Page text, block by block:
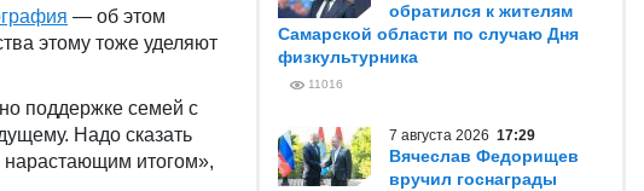
— об этом
этому тоже уделяют
поддержке семей с
Надо сказать
нарастающим итогом»,
обратился к жителям
Самарской области по случаю Дня
физкультурника
11016
7 августа 2026 17:29
Вячеслав Федорищев
вручил госнаграды